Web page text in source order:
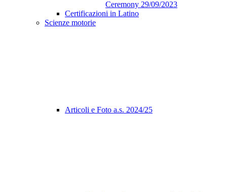
Ceremony 29/09/2023
Certificazioni in Latino
Scienze motorie
Articoli e Foto a.s. 2024/25